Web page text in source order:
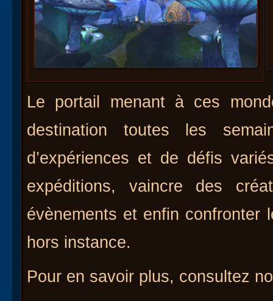
Le portail menant à ces
destination toutes les
d’expériences et de défis
expéditions, vaincre des
évènements et enfin confronter
hors instance.
Pour en savoir plus, consultez